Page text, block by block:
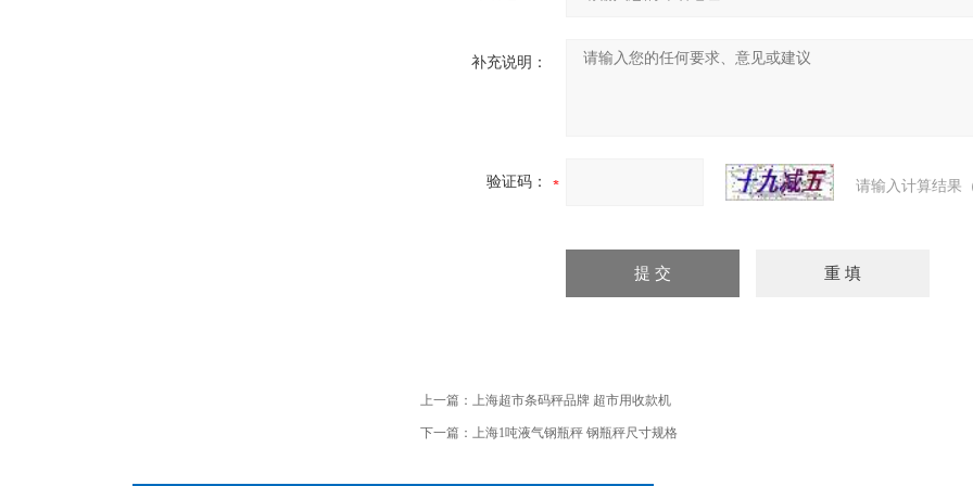
补充说明：
验证码： 请输入计算结果
上一篇： 上海超市条码秤品牌 超市用收款机
下一篇： 上海1吨液气钢瓶秤 钢瓶秤尺寸规格